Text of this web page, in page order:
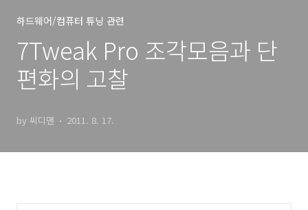
하드웨어/컴퓨터 튜닝 관련
7Tweak Pro 조각모음과 단
편화의 고찰
by 씨디맨 2011. 8. 17.